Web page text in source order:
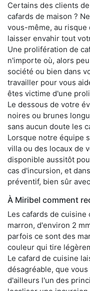
Certains des clients
cafards de maison ?
vous-même, au
laisser envahir tout
Une prolifération de
n'importe où, alors
société ou bien dans
travailler pour vous
êtes victime d'une
Le dessous de votre
noires ou brunes
sans aucun doute les
Lorsque notre équipe
villa ou des locaux de
disponible aussitôt
cas d'incursion, et
préventif, bien sûr
À Miribel comment
Les cafards de
marron, d'environ 2
parfois ce sont des
couleur qui tire
Le cafard de cuisine
désagréable, que
d'ailleurs l'un des